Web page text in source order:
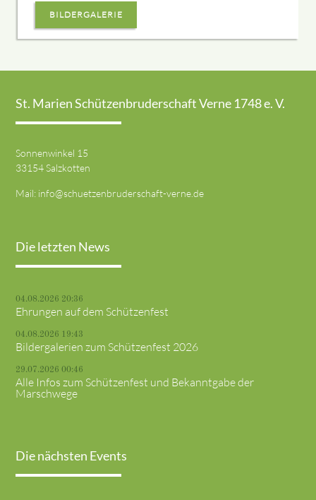
BILDERGALERIE
St. Marien Schützenbruderschaft Verne 1748 e. V.
Sonnenwinkel 15
33154 Salzkotten
Mail: info@schuetzenbruderschaft-verne.de
Die letzten News
04.08.2026 20:36
Ehrungen auf dem Schützenfest
04.08.2026 19:43
Bildergalerien zum Schützenfest 2026
29.07.2026 00:46
Alle Infos zum Schützenfest und Bekanntgabe der
Marschwege
Die nächsten Events